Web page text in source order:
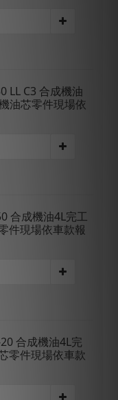
LL C3 合成機油
油芯零件現場依
合成機油4L完工
件現場依車款報
合成機油4L完
零件現場依車款